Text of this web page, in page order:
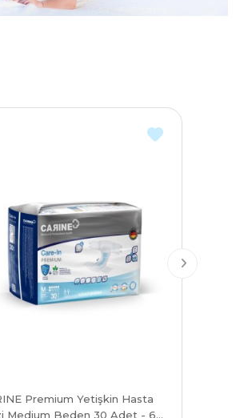
Premium Yetişkin Hasta
Medium Beden 30 Adet - 6